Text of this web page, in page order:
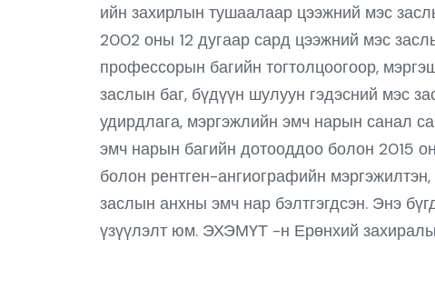
ийн захирлын тушаалаар цээжний мэс
2002 оны 12 дугаар сард цээжний мэс
профессорын багийн тогтолцоогоор,
заслын баг, бүдүүн шулуун гэдэсний мэс
удирдлага, мэргэжлийн эмч нарын санал
эмч нарын багийн дотооддоо болон 2015
болон рентген-ангиографийн
заслын анхны эмч нар бэлтгэгдсэн. Энэ
үзүүлэлт юм. ЭХЭМҮТ -н Ерөнхий